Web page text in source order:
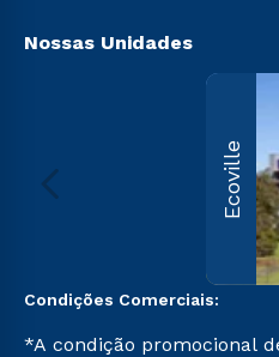
Nossas Unidades
Ecoville
Condições Comerciais:
*A condição promocional